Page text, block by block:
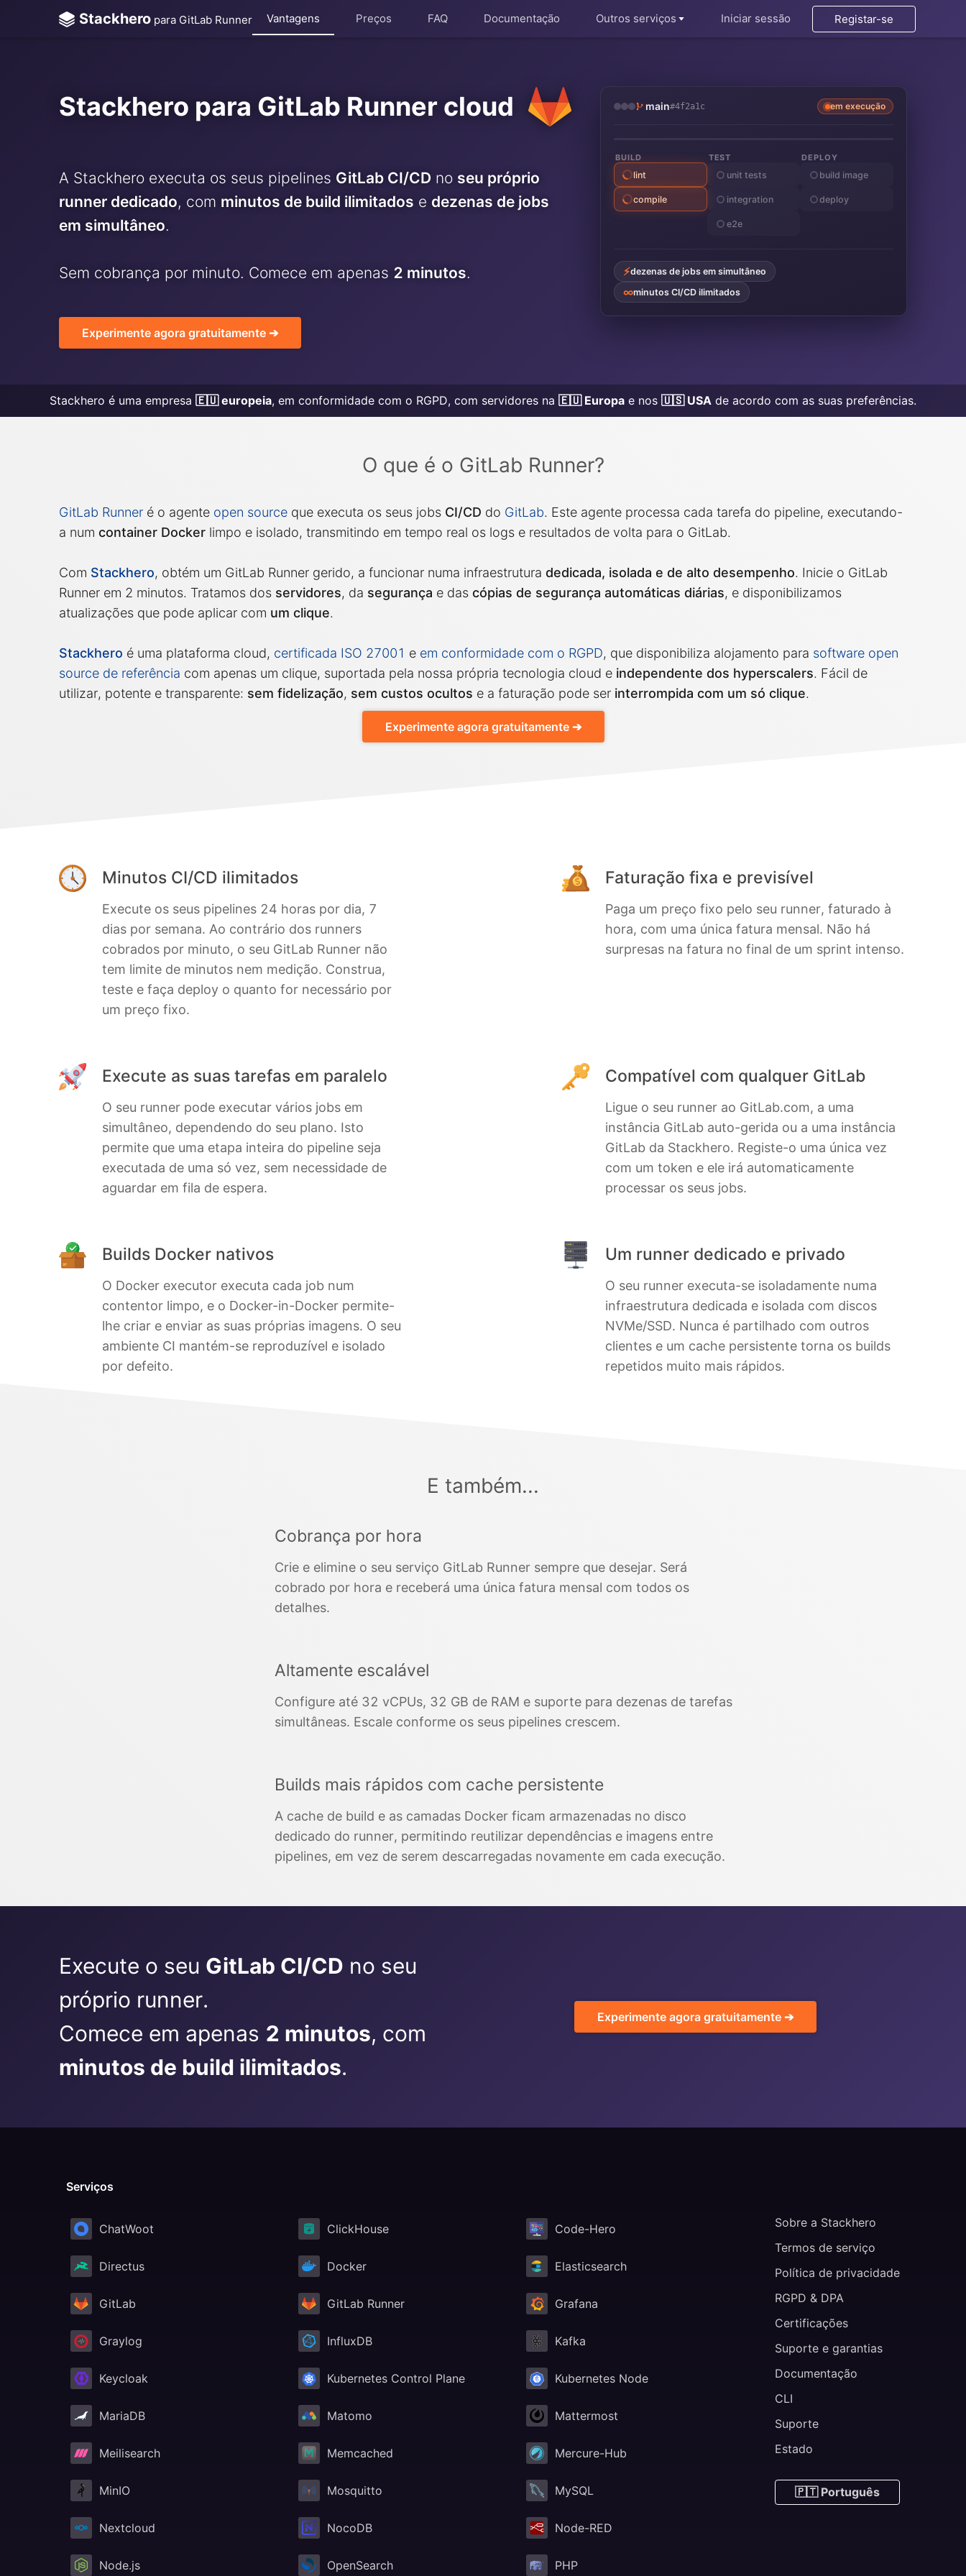
Stackhero para GitLab Runner Vantagens Preços FAQ Documentação Outros serviços
Code-Hero
Docker
Elasticsearch
GitLab Runner
Graylog
Matomo
Meilisearch
Memcached
MinIO
Prometheus
RethinkDB
Iniciar sessão Registar-se
Stackhero para GitLab Runner cloud
A Stackhero executa os seus pipelines GitLab CI/CD no seu próprio
runner dedicado, com minutos de build ilimitados e dezenas de jobs
em simultâneo.
Sem cobrança por minuto. Comece em apenas 2 minutos.
Experimente agora gratuitamente ➔
main#4f2a1c em execução
BUILD
lint
compile
TEST
unit tests
integration
e2e
DEPLOY
build image
deploy
⚡dezenas de jobs em simultâneo
∞minutos CI/CD ilimitados
Stackhero é uma empresa 🇪🇺 europeia, em conformidade com o RGPD, com servidores na 🇪🇺 Europa e nos 🇺🇸 USA de acordo com as suas preferências.
O que é o GitLab Runner?
GitLab Runner é o agente open source que executa os seus jobs CI/CD do GitLab. Este agente processa cada tarefa do pipeline, executando-
a num container Docker limpo e isolado, transmitindo em tempo real os logs e resultados de volta para o GitLab.
Com Stackhero, obtém um GitLab Runner gerido, a funcionar numa infraestrutura dedicada, isolada e de alto desempenho. Inicie o GitLab
Runner em 2 minutos. Tratamos dos servidores, da segurança e das cópias de segurança automáticas diárias, e disponibilizamos
atualizações que pode aplicar com um clique.
Stackhero é uma plataforma cloud, certificada ISO 27001 e em conformidade com o RGPD, que disponibiliza alojamento para software open
source de referência com apenas um clique, suportada pela nossa própria tecnologia cloud e independente dos hyperscalers. Fácil de
utilizar, potente e transparente: sem fidelização, sem custos ocultos e a faturação pode ser interrompida com um só clique.
Experimente agora gratuitamente ➔
Minutos CI/CD ilimitados
Execute os seus pipelines 24 horas por dia, 7
dias por semana. Ao contrário dos runners
cobrados por minuto, o seu GitLab Runner não
tem limite de minutos nem medição. Construa,
teste e faça deploy o quanto for necessário por
um preço fixo.
Faturação fixa e previsível
Paga um preço fixo pelo seu runner, faturado à
hora, com uma única fatura mensal. Não há
surpresas na fatura no final de um sprint intenso.
Execute as suas tarefas em paralelo
O seu runner pode executar vários jobs em
simultâneo, dependendo do seu plano. Isto
permite que uma etapa inteira do pipeline seja
executada de uma só vez, sem necessidade de
aguardar em fila de espera.
Compatível com qualquer GitLab
Ligue o seu runner ao GitLab.com, a uma
instância GitLab auto-gerida ou a uma instância
GitLab da Stackhero. Registe-o uma única vez
com um token e ele irá automaticamente
processar os seus jobs.
Builds Docker nativos
O Docker executor executa cada job num
contentor limpo, e o Docker-in-Docker permite-
lhe criar e enviar as suas próprias imagens. O seu
ambiente CI mantém-se reproduzível e isolado
por defeito.
Um runner dedicado e privado
O seu runner executa-se isoladamente numa
infraestrutura dedicada e isolada com discos
NVMe/SSD. Nunca é partilhado com outros
clientes e um cache persistente torna os builds
repetidos muito mais rápidos.
E também...
Cobrança por hora
Crie e elimine o seu serviço GitLab Runner sempre que desejar. Será
cobrado por hora e receberá uma única fatura mensal com todos os
detalhes.
Altamente escalável
Configure até 32 vCPUs, 32 GB de RAM e suporte para dezenas de tarefas
simultâneas. Escale conforme os seus pipelines crescem.
Builds mais rápidos com cache persistente
A cache de build e as camadas Docker ficam armazenadas no disco
dedicado do runner, permitindo reutilizar dependências e imagens entre
pipelines, em vez de serem descarregadas novamente em cada execução.
Execute o seu GitLab CI/CD no seu
próprio runner.
Comece em apenas 2 minutos, com
minutos de build ilimitados.
Experimente agora gratuitamente ➔
Serviços
ChatWoot ClickHouse Code-Hero
Directus Docker Elasticsearch
GitLab GitLab Runner Grafana
Graylog InfluxDB Kafka
Keycloak Kubernetes Control Plane Kubernetes Node
MariaDB Matomo Mattermost
Meilisearch Memcached Mercure-Hub
MinIO Mosquitto MySQL
Nextcloud NocoDB Node-RED
Node.js OpenSearch PHP
Sobre a Stackhero
Termos de serviço
Política de privacidade
RGPD & DPA
Certificações
Suporte e garantias
Documentação
CLI
Suporte
Estado
🇵🇹 Português